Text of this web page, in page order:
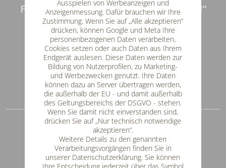
FAMILIE & WELLNESS „HIRSCHENSTEIN“
Lindenau 44
94250 Achslach
Tel: 09929 / 752
Fax: 09929 / 959416
E-Mailinfo@hotel-hirschenstein.de
Impressum & Datenschutz
SERVICE & INFOS
unverbindliche Anfrage
Online-Buchung
Ausspielen von Werbeanzeigen und
Anzeigenmessung. Dafür brauchen wir Ihre
Zustimmung. Wenn Sie auf „Alle akzeptieren“
drücken, können Google und Meta Ihre
personenbezogenen Daten verarbeiten,
Cookies setzen oder auch Daten aus Ihrem
Endgerät auslesen. Diese Daten werden zur
Bildung von Nutzerprofilen, zu Marketing-
und Werbezwecken genutzt. Ihre Daten
können dazu an Server übertragen werden,
die außerhalb der EU - und damit außerhalb
des Geltungsbereichs der DSGVO - stehen.
Wenn Sie damit nicht einverstanden sind,
drücken Sie auf „Nur technisch notwendige
akzeptieren“.
Weitere Details zu den genannten
Verarbeitungsvorgängen finden Sie in
unserer Datenschutzerklärung. Sie können